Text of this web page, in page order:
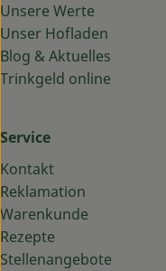
Unsere Werte
Unser Hofladen
Blog & Aktuelles
Trinkgeld online
Service
Kontakt
Reklamation
Warenkunde
Rezepte
Stellenangebote